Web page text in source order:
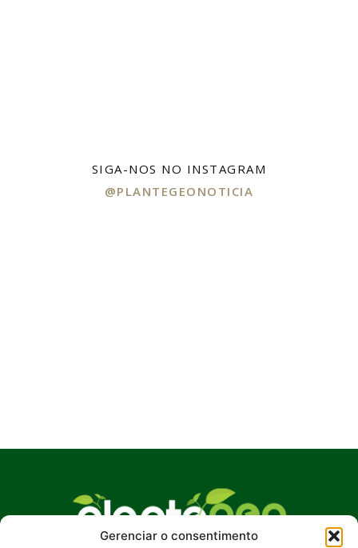
Gerenciar o consentimento
SIGA-NOS NO INSTAGRAM
@PLANTEGEONOTICIA